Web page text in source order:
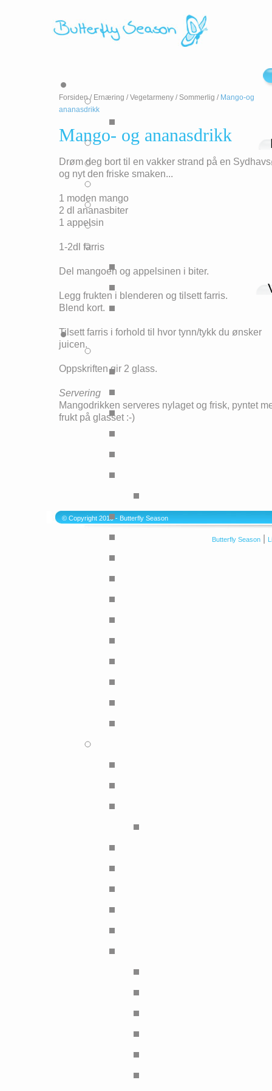
Forsiden/ Ernæring / Vegetarmeny / Sommerlig / Mango-og
ananasdrikk
Mango- og ananasdrikk
Drøm deg bort til en vakker strand på en
og nyt den friske smaken...
1 moden mango
2 dl ananasbiter
1 appelsin
1-2dl farris
Del mangoen og appelsinen i biter.
Legg frukten i blenderen og tilsett farris.
Blend kort.
Tilsett farris i forhold til hvor tynn/tykk du ønsker
juicen.
Oppskriften gir 2 glass.
Servering
Mangodrikken serveres nylaget og frisk, pyntet
frukt på glasset :-)
© Copyright 2010 - Butterfly Season
Butterfly Season